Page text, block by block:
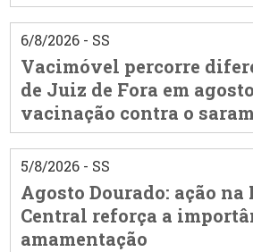
6/8/2026 - SS
Vacimóvel percorre
de Juiz de Fora em
vacinação contra o
5/8/2026 - SS
Agosto Dourado: ação na
Central reforça a
amamentação